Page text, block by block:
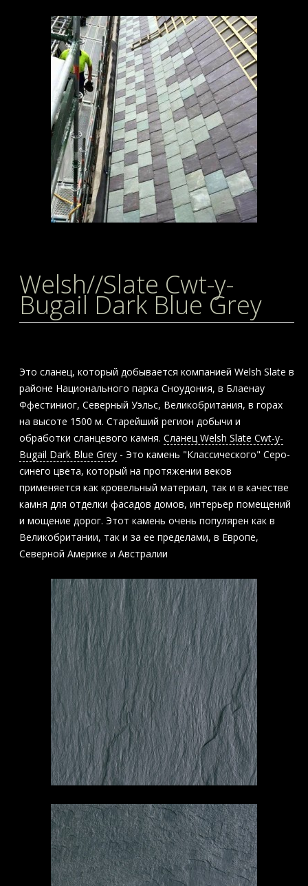
Welsh//Slate Cwt-y-
Bugail Dark Blue Grey
Это сланец, который добывается компанией Welsh Slate в
районе Национального парка Сноудония, в Блаенау
Ффестиниог, Северный Уэльс, Великобритания, в горах
на высоте 1500 м. Старейший регион добычи и
обработки сланцевого камня. Сланец Welsh Slate Cwt-y-
Bugail Dark Blue Grey - Это камень "Классического" Серо-
синего цвета, который на протяжении веков
применяется как кровельный материал, так и в качестве
камня для отделки фасадов домов, интерьер помещений
и мощение дорог. Этот камень очень популярен как в
Великобритании, так и за ее пределами, в Европе,
Северной Америке и Австралии